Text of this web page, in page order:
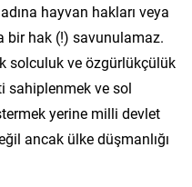
hayvan hakları veya
bir hak (!) savunulamaz.
solculuk ve özgürlükçülük
sahiplenmek ve sol
yerine milli devlet
ancak ülke düşmanlığı